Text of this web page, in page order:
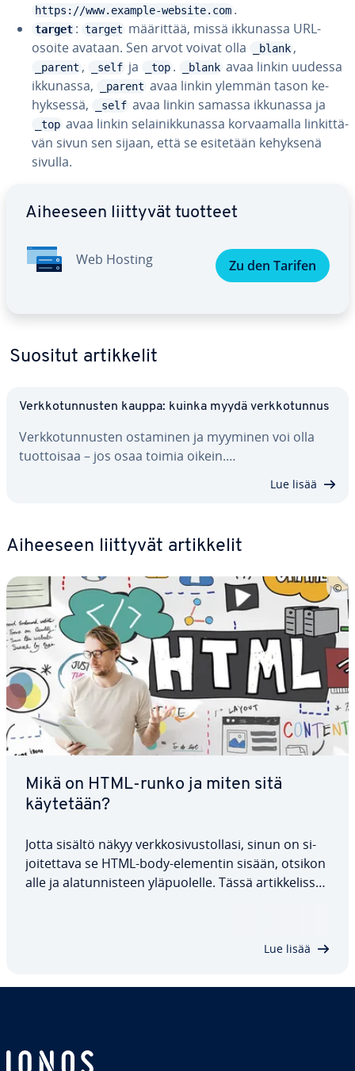
https://www.example-website.com .
target : target määrittää, missä ikkunassa URL-
osoite avataan. Sen arvot voivat olla
_blank ,
_parent , _self ja _top . _blank avaa linkin uudessa
ikkunassa,
_parent avaa linkin ylemmän tason ke­
hyk­ses­sä,
_self avaa linkin samassa ikkunassa ja
_top avaa linkin se­lai­nik­ku­nas­sa kor­vaa­mal­la lin­kit­tä­
vän sivun sen sijaan, että se esitetään kehyksenä
sivulla.
Aiheeseen liittyvät tuotteet
Web Hosting Zu den Tarifen
Suositut ar­tik­ke­lit
Verk­ko­tun­nus­ten kauppa: kuinka myydä verk­ko­tun­nus
Verk­ko­tun­nus­ten ostaminen ja myyminen voi olla
tuot­toi­saa – jos osaa toimia oikein.…
Lue lisää
Aiheeseen liittyvät ar­tik­ke­lit
Mikä on HTML-runko ja miten sitä
käytetään?
Jotta sisältö näkyy verk­ko­si­vus­tol­la­si, sinun on si­
joi­tet­ta­va se HTML-body-elementin sisään, otsikon
alle ja ala­tun­nis­teen ylä­puo­lel­le. Tässä ar­tik­ke­lis­sa
Lue lisää